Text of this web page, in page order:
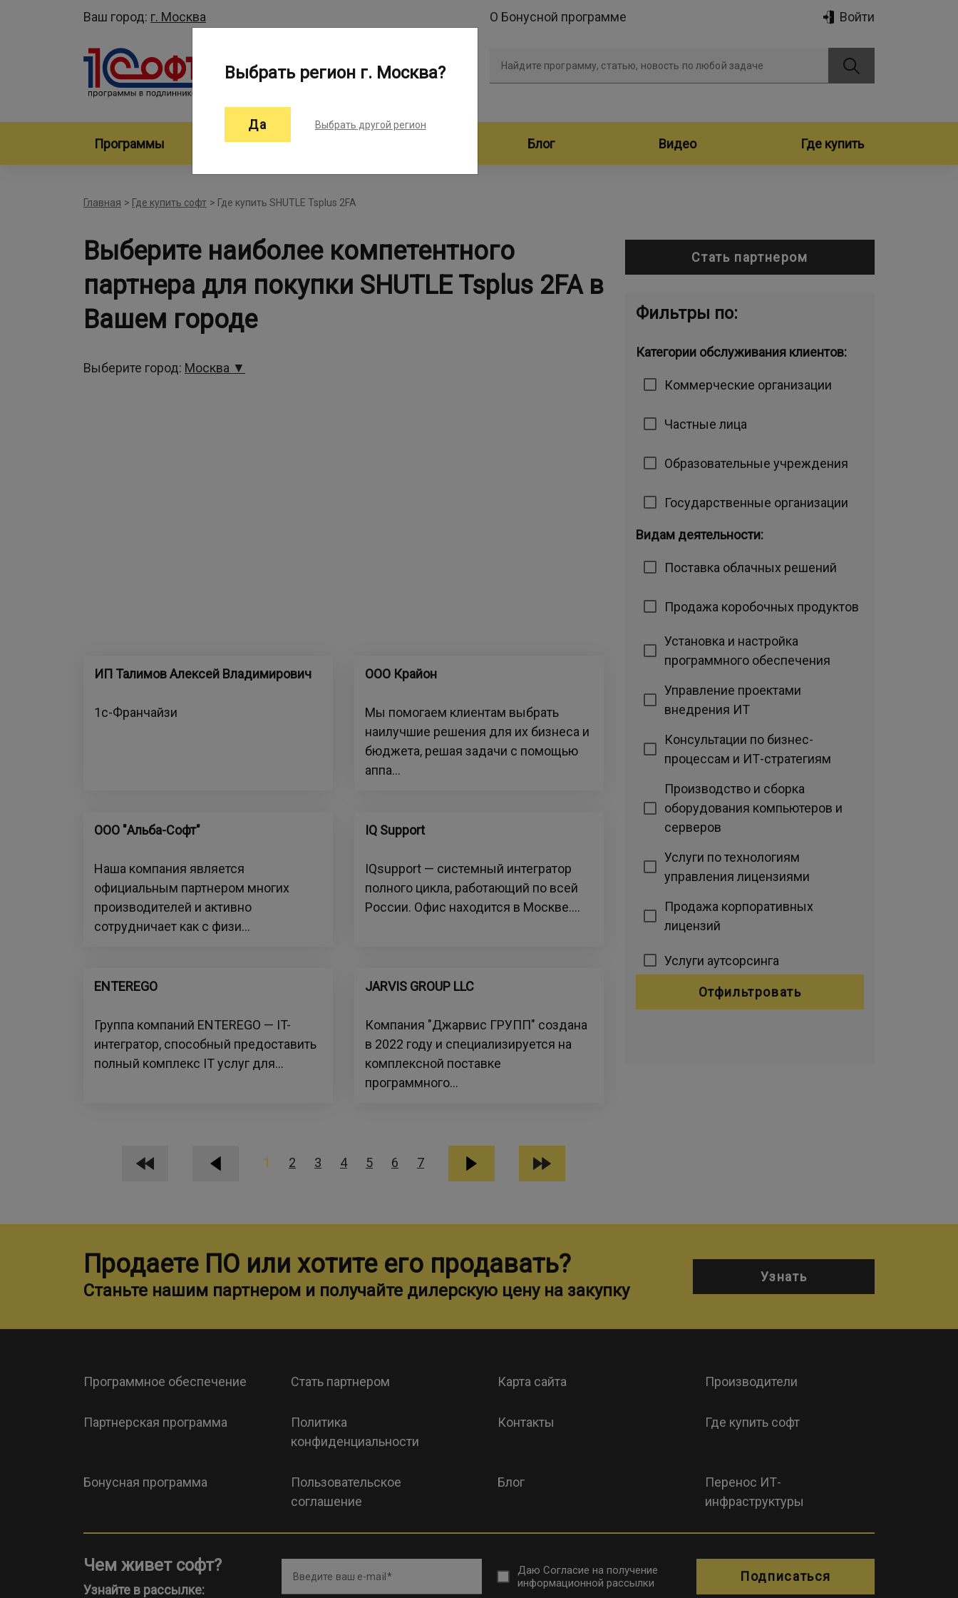
Ваш город: г. Москва Войти
О Бонусной программе
Найдите программу, статью, новость по любой задаче
Программы Производители программ Блог Видео Где купить
Главная > Где купить софт > Где купить SHUTLE Tsplus 2FA
Выберите наиболее компетентного
партнера для покупки SHUTLE Tsplus 2FA в
Вашем городе
Выберите город: Москва ▼
ИП Талимов Алексей Владимирович
1с-Франчайзи
ООО Крайон
Мы помогаем клиентам выбрать
наилучшие решения для их бизнеса и
бюджета, решая задачи с помощью
аппа...
ООО "Альба-Софт"
Наша компания является
официальным партнером многих
производителей и активно
сотрудничает как с физи...
IQ Support
IQsupport — системный интегратор
полного цикла, работающий по всей
России. Офис находится в Москве....
ENTEREGO
Группа компаний ENTEREGO — IT-
интегратор, способный предоставить
полный комплекс IT услуг для...
JARVIS GROUP LLC
Компания "Джарвис ГРУПП" создана
в 2022 году и специализируется на
комплексной поставке
программного...
1 2 3 4 5 6 7
Стать партнером
Фильтры по:
Категории обслуживания клиентов:
Коммерческие организации
Частные лица
Образовательные учреждения
Государственные организации
Видам деятельности:
Поставка облачных решений
Продажа коробочных продуктов
Установка и настройка
программного обеспечения
Управление проектами
внедрения ИТ
Консультации по бизнес-
процессам и ИТ-стратегиям
Производство и сборка
оборудования компьютеров и
серверов
Услуги по технологиям
управления лицензиями
Продажа корпоративных
лицензий
Услуги аутсорсинга
Отфильтровать
Продаете ПО или хотите его продавать?
Станьте нашим партнером и получайте дилерскую цену на закупку
Узнать
Программное обеспечение Стать партнером Карта сайта Производители
Партнерская программа
Политика
конфиденциальности
Контакты Где купить софт
Бонусная программа
Пользовательское
соглашение
Блог
Перенос ИТ-
инфраструктуры
Чем живет софт?
Узнайте в рассылке:
Введите ваш e-mail Даю Согласие на получение
информационной рассылки
Подписаться
Выбрать регион г. Москва?
Да Выбрать другой регион